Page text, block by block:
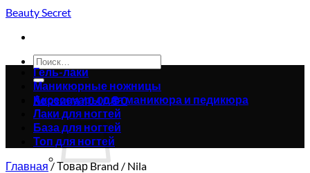
Skip
content
Beauty Secret
Искать:
Корзина /0.00₴0
Гель-лаки
Маникюрные ножницы
Аксессуары для маникюра и педикюра
Лаки для ногтей
База для ногтей
Топ для ногтей
Главная /Товар Brand / Nila